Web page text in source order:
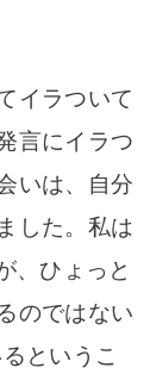
イラついて
言にイラつ
いは、自分
した。私は
、ひょっと
のではない
というこ